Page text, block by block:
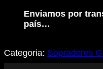
Enviamos por
país…
Categoria: Sopradores